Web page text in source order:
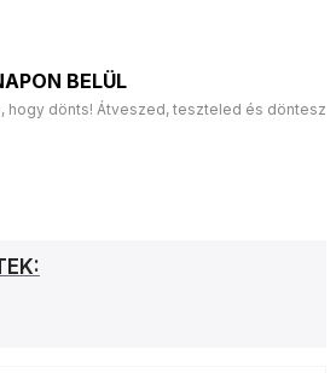
BELÜL
hogy dönts! Átveszed, teszteled és döntesz